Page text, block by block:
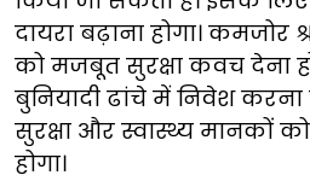
दायरा बढ़ाना होगा। कमजोर
को मजबूत सुरक्षा कवच देना
बुनियादी ढांचे में निवेश करना
सुरक्षा और स्वास्थ्य मानकों
होगा।